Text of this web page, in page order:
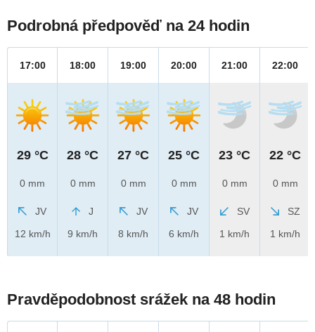
Podrobná předpověď na 24 hodin
17:00
29 °C
0 mm
JV
12 km/h
18:00
28 °C
0 mm
J
9 km/h
19:00
27 °C
0 mm
JV
8 km/h
20:00
25 °C
0 mm
JV
6 km/h
21:00
23 °C
0 mm
SV
1 km/h
22:00
22 °C
0 mm
SZ
1 km/h
Pravděpodobnost srážek na 48 hodin